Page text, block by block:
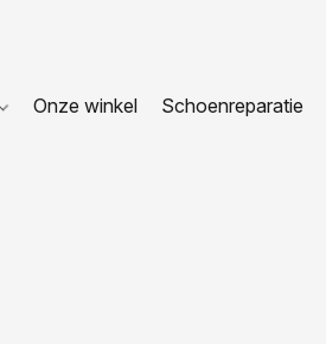
Onze winkel Schoenreparatie